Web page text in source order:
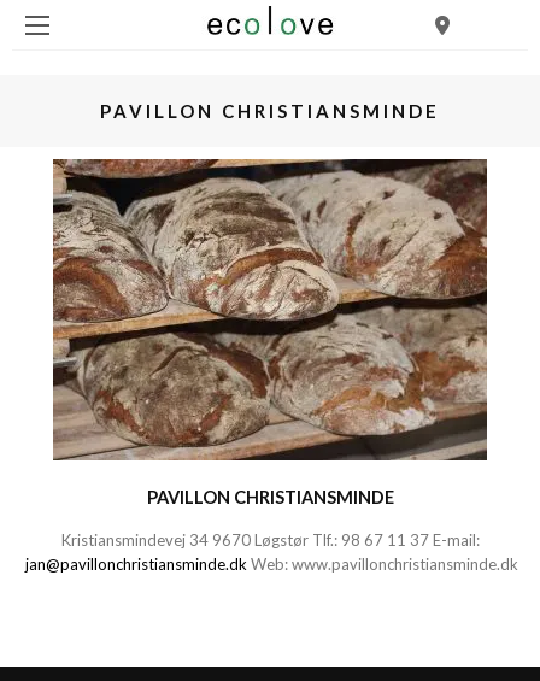
PAVILLON CHRISTIANSMINDE
PAVILLON CHRISTIANSMINDE
Kristiansmindevej 34 9670 Løgstør Tlf.: 98 67 11 37E-mail:
jan@pavillonchristiansminde.dk Web:www.pavillonchristiansminde.dk